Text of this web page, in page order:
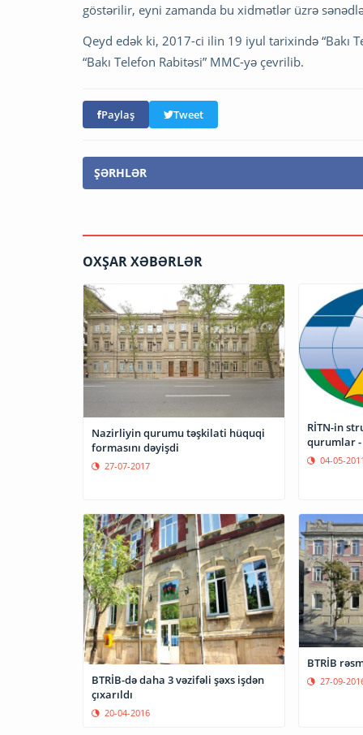
göstərilir, eyni zamanda bu xidmətlər üzrə
Qeyd edək ki, 2017-ci ilin 19 iyul tarixində “Bakı
“Bakı Telefon Rabitəsi” MMC-yə çevrilib.
Paylaş Tweet
ŞƏRHLƏR
OXŞAR XƏBƏRLƏR
Nazirliyin qurumu təşkilati hüquqi
formasını dəyişdi
27-07-2017
RİTN-in
qurumlar -
04-05-2011
BTRİB-də daha 3 vəzifəli şəxs işdən
çıxarıldı
20-04-2016
27-09-